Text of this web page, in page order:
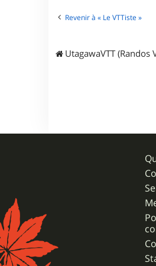
Revenir à « Le VTTiste »
UtagawaVTT (Randos